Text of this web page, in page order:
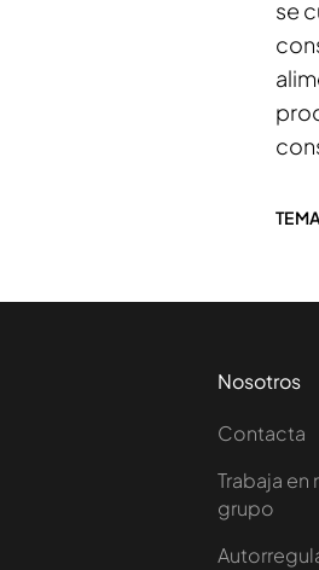
se
Nosotros
Contacta
Trabaja en
grupo